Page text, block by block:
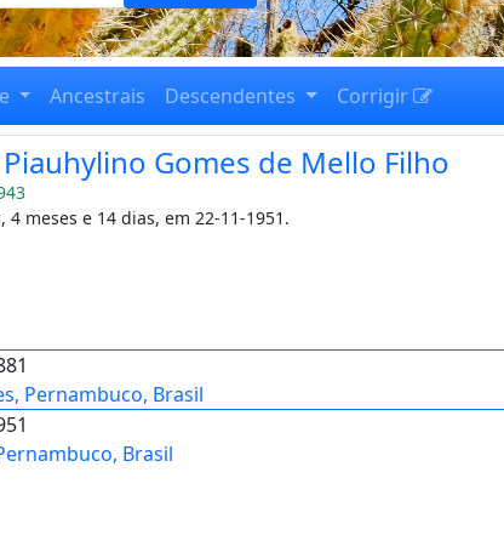
Ancestrais Descendentes Corrigir
Piauhylino Gomes de Mello Filho
4 meses e 14 dias, em 22-11-1951.
Pernambuco, Brasil
Brasil